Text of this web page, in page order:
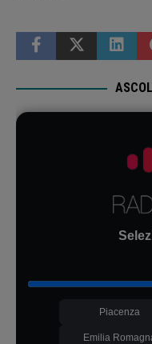
Piacenza
Emilia